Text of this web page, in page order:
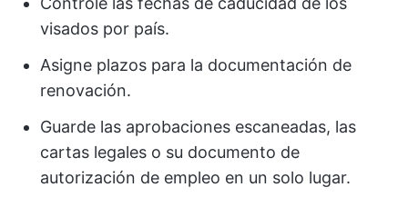
visados por país.
Asigne plazos para la documentación de
renovación.
Guarde las aprobaciones escaneadas, las
cartas legales o su documento de
autorización de empleo en un solo lugar.